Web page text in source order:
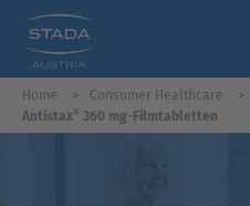
Home Consumer Healthcare
Antistax® 360 mg-Filmtabletten